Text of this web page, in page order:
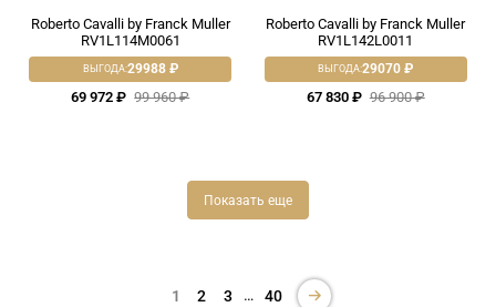
Roberto Cavalli by Franck Muller
RV1L114M0061
69 972 ₽ 99 960 ₽
ВЫГОДА:29988 ₽
Roberto Cavalli by Franck Muller
RV1L142L0011
67 830 ₽ 96 900 ₽
ВЫГОДА:29070 ₽
Показать еще
1 2 3 … 40